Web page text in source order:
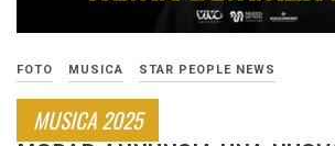
FOTO MUSICA STAR PEOPLE NEWS
MUSICA 2025